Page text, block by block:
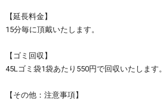
【延長料金】
15分毎に頂戴いたします。
【ゴミ回収】
45Lゴミ袋1袋あたり550円で回収いたします。
【その他：注意事項】